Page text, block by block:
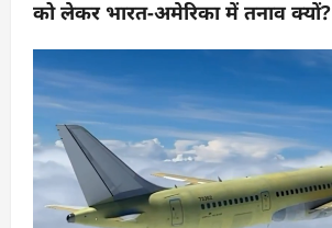
को लेकर भारत-अमेरिका में तनाव क्यों?